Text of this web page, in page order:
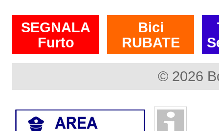
SEGNALA
Furto
Bici
RUBATE
© 2026